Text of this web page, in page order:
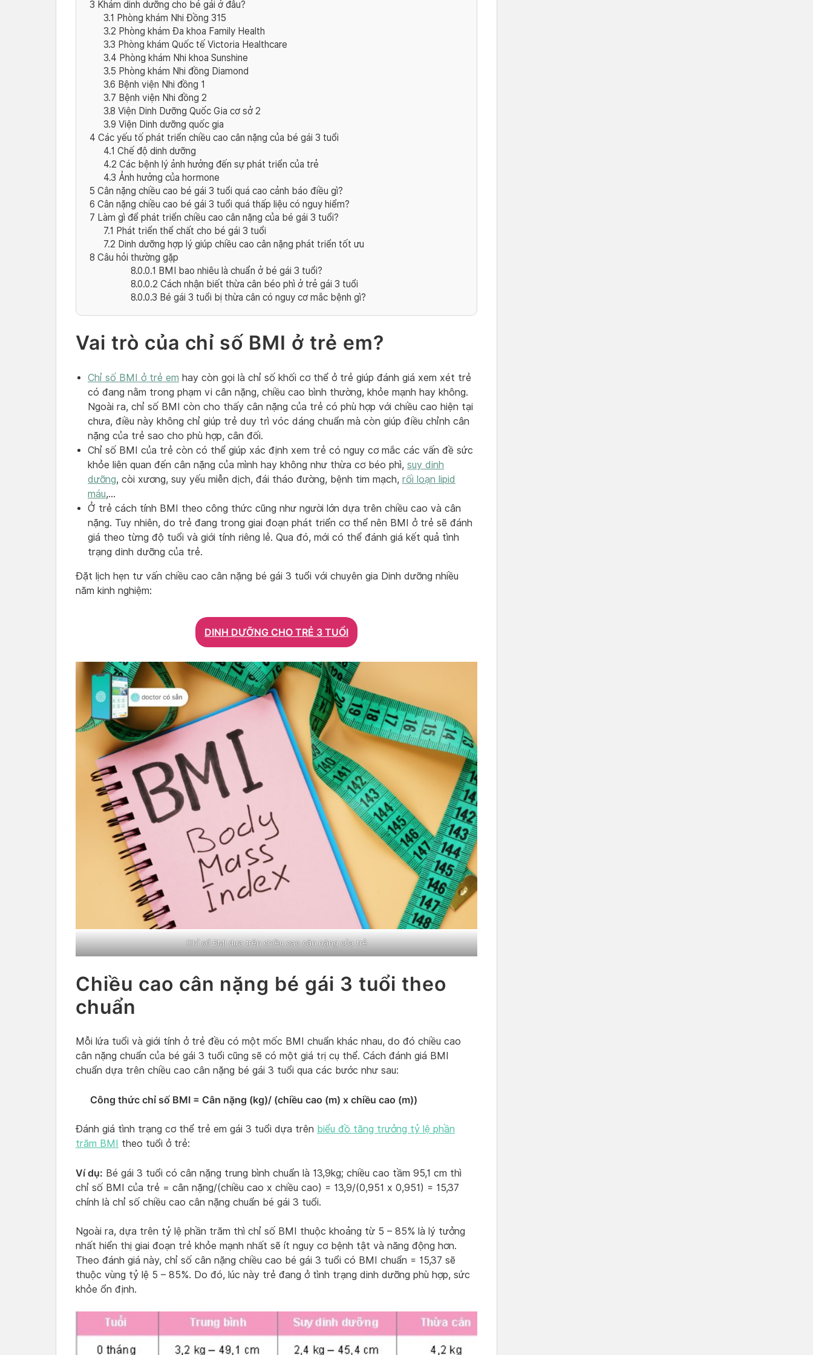
3 Khám dinh dưỡng cho bé gái ở đâu?
3.1 Phòng khám Nhi Đồng 315
3.2 Phòng khám Đa khoa Family Health
3.3 Phòng khám Quốc tế Victoria Healthcare
3.4 Phòng khám Nhi khoa Sunshine
3.5 Phòng khám Nhi đồng Diamond
3.6 Bệnh viện Nhi đồng 1
3.7 Bệnh viện Nhi đồng 2
3.8 Viện Dinh Dưỡng Quốc Gia cơ sở 2
3.9 Viện Dinh dưỡng quốc gia
4 Các yếu tố phát triển chiều cao cân nặng của bé gái 3 tuổi
4.1 Chế độ dinh dưỡng
4.2 Các bệnh lý ảnh hưởng đến sự phát triển của trẻ
4.3 Ảnh hưởng của hormone
5 Cân nặng chiều cao bé gái 3 tuổi quá cao cảnh báo điều gì?
6 Cân nặng chiều cao bé gái 3 tuổi quá thấp liệu có nguy hiểm?
7 Làm gì để phát triển chiều cao cân nặng của bé gái 3 tuổi?
7.1 Phát triển thể chất cho bé gái 3 tuổi
7.2 Dinh dưỡng hợp lý giúp chiều cao cân nặng phát triển tốt ưu
8 Câu hỏi thường gặp
8.0.0.1 BMI bao nhiêu là chuẩn ở bé gái 3 tuổi?
8.0.0.2 Cách nhận biết thừa cân béo phì ở trẻ gái 3 tuổi
8.0.0.3 Bé gái 3 tuổi bị thừa cân có nguy cơ mắc bệnh gì?
Vai trò của chỉ số BMI ở trẻ em?
Chỉ số BMI ở trẻ em hay còn gọi là chỉ số khối cơ thể ở trẻ giúp đánh giá xem xét trẻ
có đang nằm trong phạm vi cân nặng, chiều cao bình thường, khỏe mạnh hay không.
Ngoài ra, chỉ số BMI còn cho thấy cân nặng của trẻ có phù hợp với chiều cao hiện tại
chưa, điều này không chỉ giúp trẻ duy trì vóc dáng chuẩn mà còn giúp điều chỉnh cân
nặng của trẻ sao cho phù hợp, cân đối.
Chỉ số BMI của trẻ còn có thể giúp xác định xem trẻ có nguy cơ mắc các vấn đề sức
khỏe liên quan đến cân nặng của mình hay không như thừa cơ béo phì, suy dinh
dưỡng, còi xương, suy yếu miễn dịch, đái tháo đường, bệnh tim mạch, rối loạn lipid
máu,…
Ở trẻ cách tính BMI theo công thức cũng như người lớn dựa trên chiều cao và cân
nặng. Tuy nhiên, do trẻ đang trong giai đoạn phát triển cơ thể nên BMI ở trẻ sẽ đánh
giá theo từng độ tuổi và giới tính riêng lẻ. Qua đó, mới có thể đánh giá kết quả tình
trạng dinh dưỡng của trẻ.
Đặt lịch hẹn tư vấn chiều cao cân nặng bé gái 3 tuổi với chuyên gia Dinh dưỡng nhiều
năm kinh nghiệm:
DINH DƯỠNG CHO TRẺ 3 TUỔI
Chỉ số BMI dựa trên chiều cao cân nặng của trẻ
Chiều cao cân nặng bé gái 3 tuổi theo
chuẩn
Mỗi lứa tuổi và giới tính ở trẻ đều có một mốc BMI chuẩn khác nhau, do đó chiều cao
cân nặng chuẩn của bé gái 3 tuổi cũng sẽ có một giá trị cụ thể. Cách đánh giá BMI
chuẩn dựa trên chiều cao cân nặng bé gái 3 tuổi qua các bước như sau:
Công thức chỉ số BMI = Cân nặng (kg)/ (chiều cao (m) x chiều cao (m))
Đánh giá tình trạng cơ thể trẻ em gái 3 tuổi dựa trên biểu đồ tăng trưởng tỷ lệ phần
trăm BMI theo tuổi ở trẻ:
Ví dụ: Bé gái 3 tuổi có cân nặng trung bình chuẩn là 13,9kg; chiều cao tầm 95,1 cm thì
chỉ số BMI của trẻ = cân nặng/(chiều cao x chiều cao) = 13,9/(0,951 x 0,951) = 15,37
chính là chỉ số chiều cao cân nặng chuẩn bé gái 3 tuổi.
Ngoài ra, dựa trên tỷ lệ phần trăm thì chỉ số BMI thuộc khoảng từ 5 – 85% là lý tưởng
nhất hiển thị giai đoạn trẻ khỏe mạnh nhất sẽ ít nguy cơ bệnh tật và năng động hơn.
Theo đánh giá này, chỉ số cân nặng chiều cao bé gái 3 tuổi có BMI chuẩn = 15,37 sẽ
thuộc vùng tỷ lệ 5 – 85%. Do đó, lúc này trẻ đang ở tình trạng dinh dưỡng phù hợp, sức
khỏe ổn định.